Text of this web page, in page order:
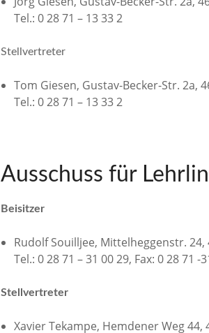
Tel.: 0 28 71 – 13 33 2
Stellvertreter
Tom Giesen, Gustav-Becker-Str. 2a,
Tel.: 0 28 71 – 13 33 2
Ausschuss für
Beisitzer
Rudolf Souilljee, Mittelheggenstr. 24,
Tel.: 0 28 71 – 31 00 29, Fax: 0 28 71 -
Stellvertreter
Xavier Tekampe, Hemdener Weg 44,